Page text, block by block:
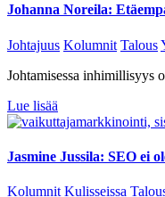
Johanna Noreila:
Johtajuus Kolumnit Talous
Johtamisessa inhimillisyys
Lue lisää
Jasmine Jussila: SEO ei
Kolumnit Kulisseissa